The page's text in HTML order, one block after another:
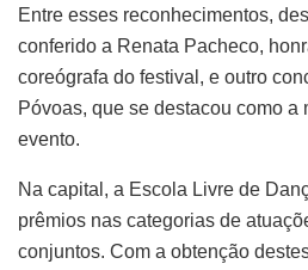
Entre esses reconhecimentos,
conferido a Renata Pacheco,
coreógrafa do festival, e outro
Póvoas, que se destacou como a
evento.
Na capital, a Escola Livre de
prêmios nas categorias de
conjuntos. Com a obtenção